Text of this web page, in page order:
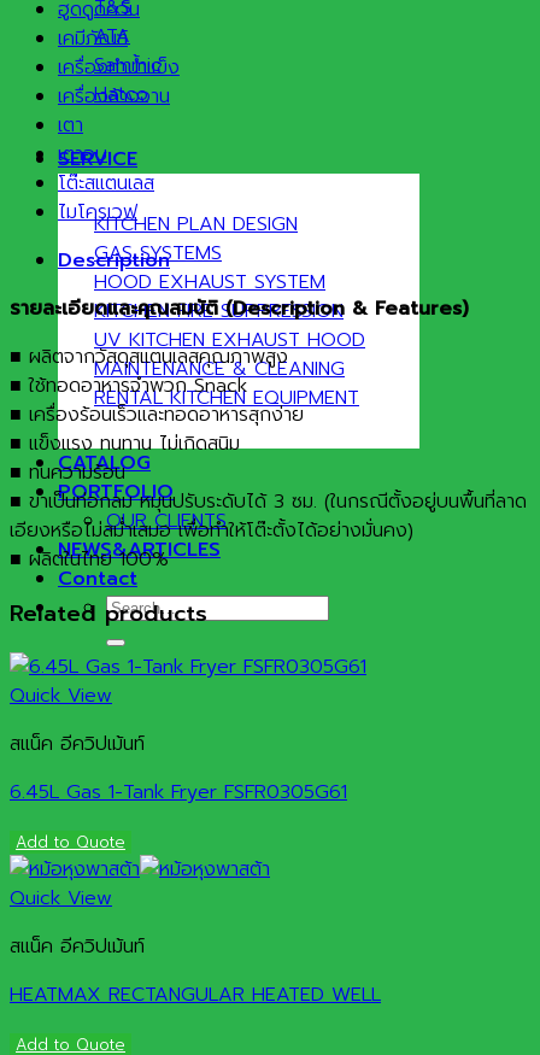
T&S
ATA
Sammic
Hatco
SERVICE
KITCHEN PLAN DESIGN
GAS SYSTEMS
HOOD EXHAUST SYSTEM
KITCHEN FIRE SUPPRESSION
UV KITCHEN EXHAUST HOOD
MAINTENANCE & CLEANING
RENTAL KITCHEN EQUIPMENT
CATALOG
PORTFOLIO
OUR CLIENTS
NEWS&ARTICLES
Contact
Search
for:
ฮูดดูดควัน
เคมีภัณฑ์
เครื่องทำน้ำแข็ง
เครื่องล้างจาน
เตา
เตาอบ
โต๊ะสแตนเลส
ไมโครเวฟ
Description
รายละเอียดและคุณสมบัติ(Description & Features)
■ ผลิตจากวัสดุสแตนเลสคุณภาพสูง
■ ใช้ทอดอาหารจำพวก Snack
■ เครื่องร้อนเร็วและทอดอาหารสุกง่าย
■ แข็งแรง ทนทาน ไม่เกิดสนิม
■ ทนความร้อน
■ ขาเป็นท่อกลม หมุนปรับระดับได้ 3 ซม. (ในกรณีตั้งอยู่บนพื้นที่ลาด
เอียงหรือไม่สม่ำเสมอ เพื่อทำให้โต๊ะตั้งได้อย่างมั่นคง)
■ ผลิตในไทย 100%
Related products
Quick View
สแน็ค อีควิปเม้นท์
6.45L Gas 1-Tank Fryer FSFR0305G61
Add to Quote
Quick View
สแน็ค อีควิปเม้นท์
HEATMAX RECTANGULAR HEATED WELL
Add to Quote